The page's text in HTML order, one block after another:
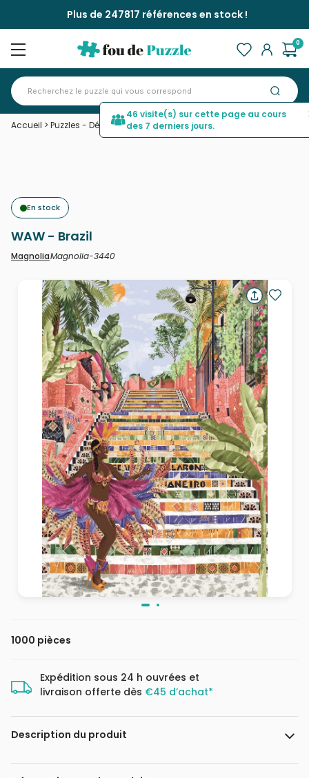
Plus de 247817 références en stock !
0
Accueil > Puzzles - Déco et Objets >WAW - Brazil
En stock
WAW - Brazil
MagnoliaMagnolia-3440
1000 pièces
Expédition sous 24 h ouvrées et
livraison offerte dès €45 d’achat*
Description du produit
Claire Morris
46 visite(s) sur cette page au cours
des 7 derniers jours.